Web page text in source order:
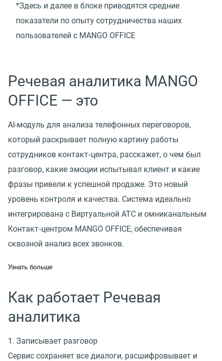
*Здесь и далее в блоке приводятся средние
показатели по опыту сотрудничества наших
пользователей с MANGO OFFICE
Речевая аналитика MANGO
OFFICE — это
AI-модуль для анализа телефонных переговоров,
который раскрывает полную картину работы
сотрудников контакт‑центра, расскажет, о чем был
разговор, какие эмоции испытывал клиент и какие
фразы привели к успешной продаже. Это новый
уровень контроля и качества. Система идеально
интегрирована с Виртуальной АТС и омниканальным
Контакт‑центром MANGO OFFICE, обеспечивая
сквозной анализ всех звонков.
Узнать больше
Как работает Речевая
аналитика
1. Записывает разговор
Сервис сохраняет все диалоги, расшифровывает и